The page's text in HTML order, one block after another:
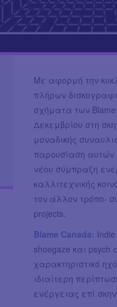
Με αφορμή την
πλήρων
σχήματα των Blame
Δεκεμβρίου στη
μοναδικής
παρουσίαση αυτών
νέου σύμπραξη
καλλιτεχνικής
τον άλλον τρόπο-
projects.
Blame Canada:
shoegaze και
χαρακτηριστικό
ιδιαίτερη
ενέργειας επί